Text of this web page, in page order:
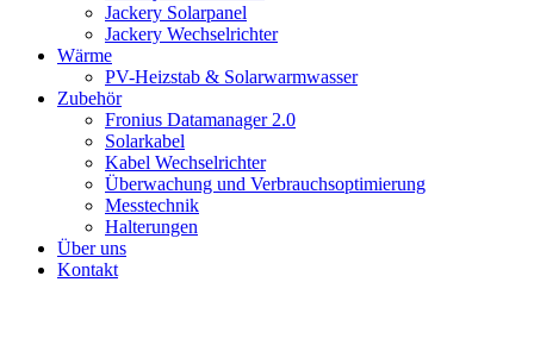
Jackery Solarpanel
Jackery Wechselrichter
Wärme
PV-Heizstab & Solarwarmwasser
Zubehör
Fronius Datamanager 2.0
Solarkabel
Kabel Wechselrichter
Überwachung und Verbrauchsoptimierung
Messtechnik
Halterungen
Über uns
Kontakt